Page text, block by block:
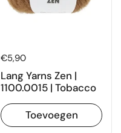
Prijs:
€5,90
Lang Yarns Zen |
1100.0015 | Tobacco
Toevoegen